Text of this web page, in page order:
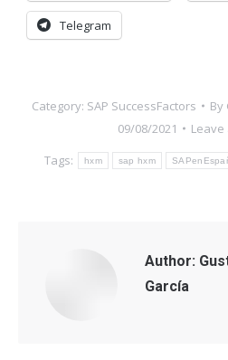
Telegram
Category: SAP SuccessFactors By
09/08/2021
Leave
Tags:
hxm sap hxm
Author:
García